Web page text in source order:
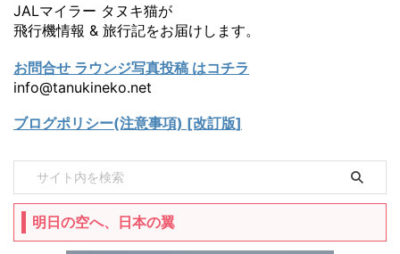
JALマイラー タヌキ猫が
飛行機情報 & 旅行記をお届けします。
お問合せ ラウンジ写真投稿 はコチラ
info@tanukineko.net
ブログポリシー(注意事項) [改訂版]
明日の空へ、日本の翼